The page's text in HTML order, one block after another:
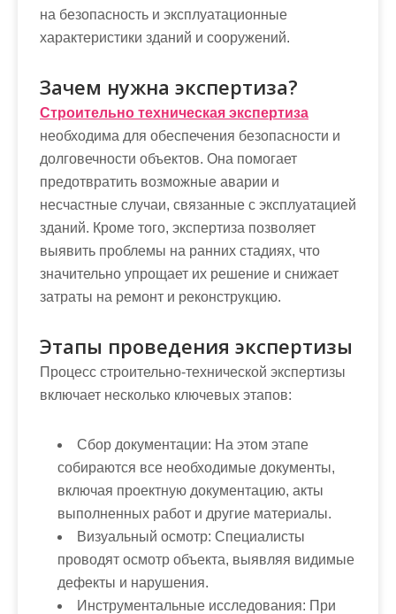
на безопасность и эксплуатационные
характеристики зданий и сооружений.
Зачем нужна экспертиза?
Строительно техническая экспертиза
необходима для обеспечения безопасности и
долговечности объектов. Она помогает
предотвратить возможные аварии и
несчастные случаи, связанные с эксплуатацией
зданий. Кроме того, экспертиза позволяет
выявить проблемы на ранних стадиях, что
значительно упрощает их решение и снижает
затраты на ремонт и реконструкцию.
Этапы проведения экспертизы
Процесс строительно-технической экспертизы
включает несколько ключевых этапов:
Сбор документации: На этом этапе
собираются все необходимые документы,
включая проектную документацию, акты
выполненных работ и другие материалы.
Визуальный осмотр: Специалисты
проводят осмотр объекта, выявляя видимые
дефекты и нарушения.
Инструментальные исследования: При